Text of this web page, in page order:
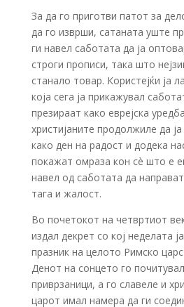
За да го приготви патот за
да го изврши, сатаната уште
ги навел саботата да ја
строги прописи, така што
станало товар. Користејќи ја
која сега ја прикажувал
презираат како еврејска
христијаните продолжиле да
како ден на радост и додека
покажат омраза кон сè што е
навел од саботата да
тага и жалост.
Во почетокот на четвртиот
издал декрет со кој неделата
празник на целото Римско
Денот на сонцето го
приврзаници, а го славеле и
царот имал намера да ги